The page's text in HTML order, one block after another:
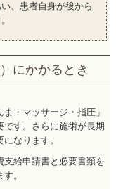
、患者自身が後から
にかかるとき
・マッサージ・指圧」
す。さらに施術が長期
なります。
給申請書と必要書類を
。